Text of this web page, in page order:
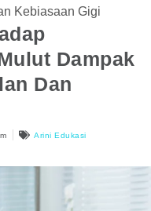
Kebiasaan Gigi
Dampak
Dan
Arini Edukasi